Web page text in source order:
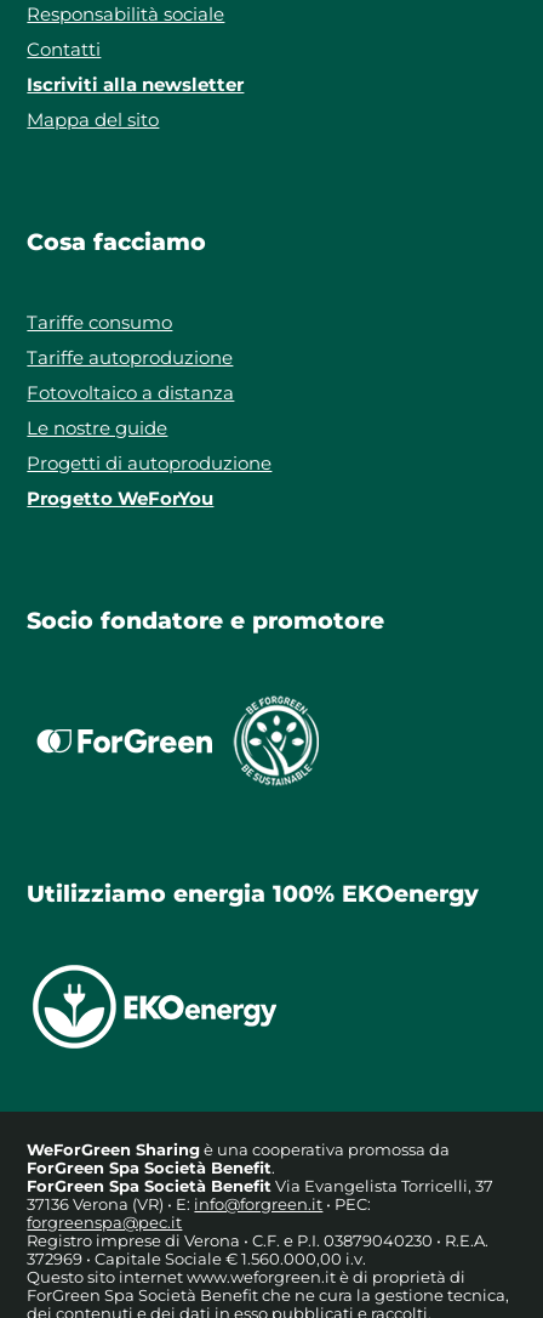
Responsabilità sociale
Contatti
Iscriviti alla newsletter
Mappa del sito
Cosa facciamo
Tariffe consumo
Tariffe autoproduzione
Fotovoltaico a distanza
Le nostre guide
Progetti di autoproduzione
Progetto WeForYou
Socio fondatore e promotore
Utilizziamo energia 100% EKOenergy
WeForGreen Sharingè una cooperativa promossa da
ForGreen Spa Società Benefit.
ForGreen Spa Società Benefit Via Evangelista Torricelli, 37
37136 Verona (VR) • E: info@forgreen.it • PEC:
forgreenspa@pec.it
Registro imprese di Verona • C.F. e P.I. 03879040230 • R.E.A.
372969 • Capitale Sociale € 1.560.000,00 i.v.
Questo sito internet www.weforgreen.it è di proprietà di
ForGreen Spa Società Benefit che ne cura la gestione tecnica,
dei contenuti e dei dati in esso pubblicati e raccolti.